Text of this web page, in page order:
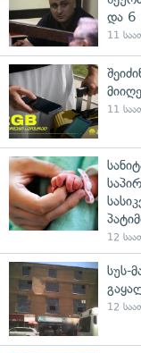
და 6
11
11
12
სუს-
12